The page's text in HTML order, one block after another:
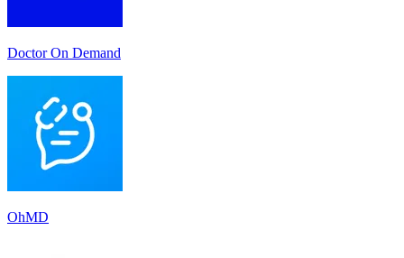
Doctor On Demand
OhMD